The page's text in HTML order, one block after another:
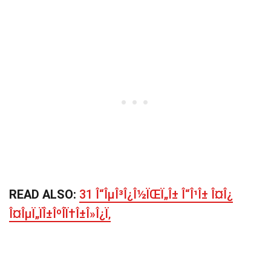
READ ALSO: 31 Î“ÎµÎ³Î¿Î½ÏŒÏ„Î± Î“Î¹Î± Î¤Î¿
Î¤ÎµÏ„ÏÎ±ÎºÎ­Ï†Î±Î»Î¿Ï‚